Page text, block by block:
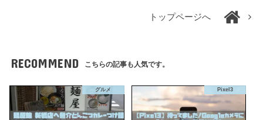
トップページへ
RECOMMEND こちらの記事も人気です。
グルメ Pixel3